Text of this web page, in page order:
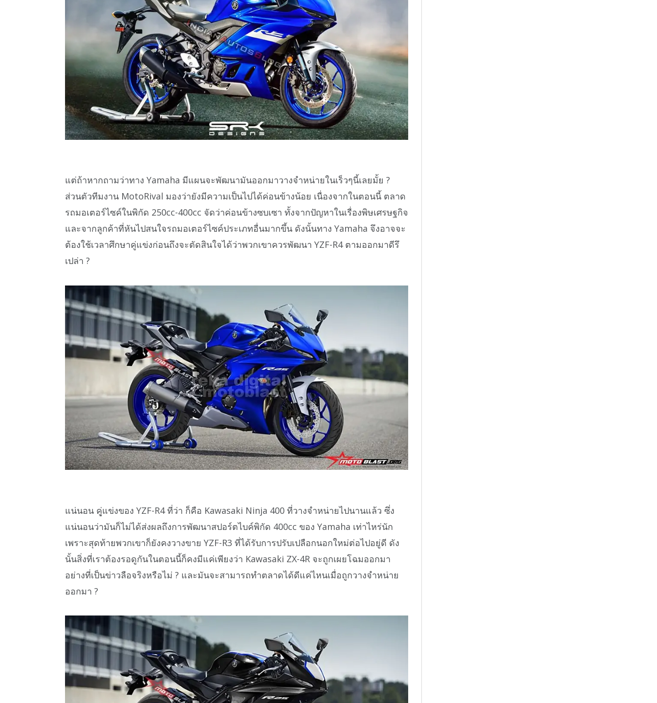
แต่ถ้าหากถามว่าทาง Yamaha มีแผนจะพัฒนามันออกมาวางจำหน่ายในเร็วๆนี้เลยมั้ย ?
ส่วนตัวทีมงาน MotoRival มองว่ายังมีความเป็นไปได้ค่อนข้างน้อย เนื่องจากในตอนนี้ ตลาด
รถมอเตอร์ไซค์ในพิกัด 250cc-400cc จัดว่าค่อนข้างซบเซา ทั้งจากปัญหาในเรื่องพิษเศรษฐกิจ
และจากลูกค้าที่หันไปสนใจรถมอเตอร์ไซค์ประเภทอื่นมากขึ้น ดังนั้นทาง Yamaha จึงอาจจะ
ต้องใช้เวลาศึกษาคู่แข่งก่อนถึงจะตัดสินใจได้ว่าพวกเขาควรพัฒนา YZF-R4 ตามออกมาดีรึ
เปล่า ?
แน่นอน คุู่แข่งของ YZF-R4 ที่ว่า ก็คือ Kawasaki Ninja 400 ที่วางจำหน่ายไปนานแล้ว ซึ่ง
แน่นอนว่ามันก็ไม่ได้ส่งผลถึงการพัฒนาสปอร์ตไบค์พิกัด 400cc ของ Yamaha เท่าไหร่นัก
เพราะสุดท้ายพวกเขาก็ยังคงวางขาย YZF-R3 ที่ได้รับการปรับเปลือกนอกใหม่ต่อไปอยู่ดี ดัง
นั้นสิ่งที่เราต้องรอดูกันในตอนนี้ก็คงมีแค่เพียงว่า Kawasaki ZX-4R จะถูกเผยโฉมออกมา
อย่างที่เป็นข่าวลือจริงหรือไม่ ? และมันจะสามารถทำตลาดได้ดีแค่ไหนเมื่อถูกวางจำหน่าย
ออกมา ?